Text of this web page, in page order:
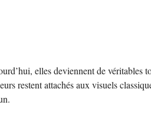
elles deviennent de véritables
restent attachés aux visuels